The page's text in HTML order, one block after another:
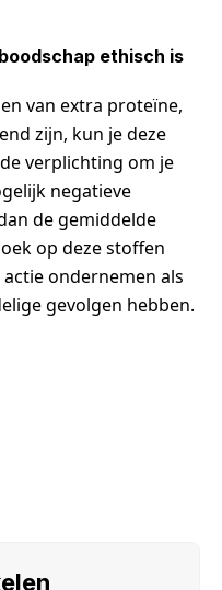
ethisch is
van extra proteïne,
zijn, kun je deze
verplichting om je
negatieve
de gemiddelde
op deze stoffen
ondernemen als
gevolgen hebben.